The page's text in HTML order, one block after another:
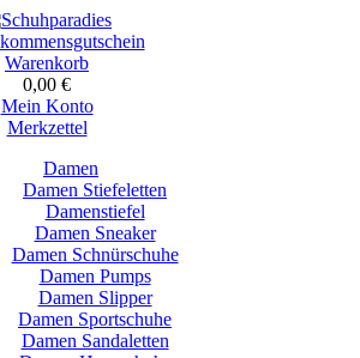
Warenkorb
0,00 €
Mein Konto
Merkzettel
Damen
Damen Stiefeletten
Damenstiefel
Damen Sneaker
Damen Schnürschuhe
Damen Pumps
Damen Slipper
Damen Sportschuhe
Damen Sandaletten